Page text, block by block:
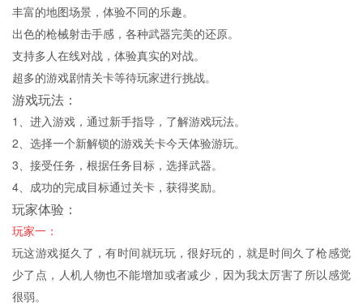
丰富的地图场景，体验不同的乐趣。
出色的枪械射击手感，各种武器完美的还原。
支持多人在线对战，体验真实的对战。
超多的游戏剧情关卡等待玩家进行挑战。
游戏玩法：
1、进入游戏，通过新手指导，了解游戏玩法。
2、选择一个新解锁的游戏关卡今天体验游玩。
3、接受任务，根据任务目标，选择武器。
4、成功的完成目标通过关卡，获得奖励。
玩家体验：
玩家一：
玩这游戏挺久了，有时间就玩玩，很好玩的，就是时间久了枪感觉
少了点，人机人物也不能增加或者减少，因为我太厉害了所以感觉
很弱。